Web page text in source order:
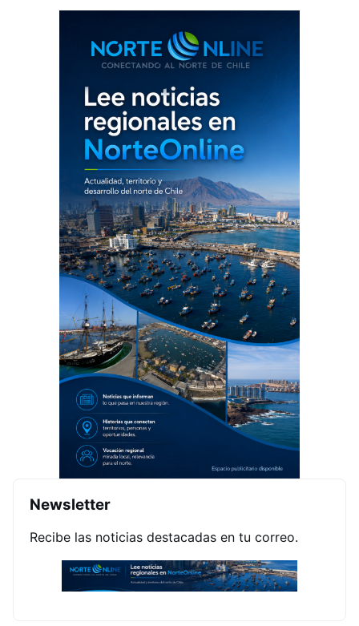
Newsletter
Recibe las noticias destacadas en tu correo.